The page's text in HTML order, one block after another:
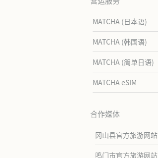
MATCHA (日本语)
MATCHA (韩国语)
MATCHA (简单日语)
MATCHA eSIM
合作媒体
冈山县官方旅游网站
鸣门市官方旅游网站